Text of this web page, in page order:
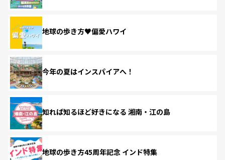
地球の歩き方♥偏愛ハワイ
今年の夏はインスパイアへ！
知れば知るほど好きになる 湘南・江の島
地球の歩き方45周年記念 インド特集